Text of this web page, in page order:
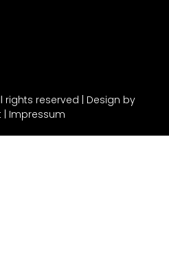
rights reserved | Design by
| Impressum